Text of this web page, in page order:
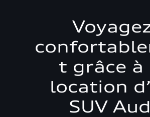
t grâce à
location
SUV